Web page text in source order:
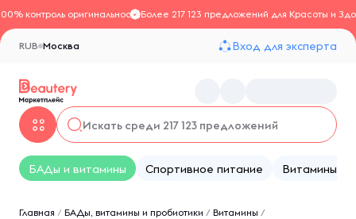
контроль оригинальностиБолее 217 123 предложений для Красоты и
Москва
RUB Вход для эксперта
БАДы и витамины Спортивное питание Витамины
Главная / БАДы, витамины и пробиотики / Витамины /